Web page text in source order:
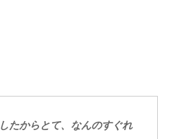
たからとて、なんのすぐれ